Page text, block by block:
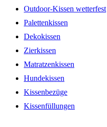
Outdoor-Kissen wetterfest
Palettenkissen
Dekokissen
Zierkissen
Matratzenkissen
Hundekissen
Kissenbezüge
Kissenfüllungen